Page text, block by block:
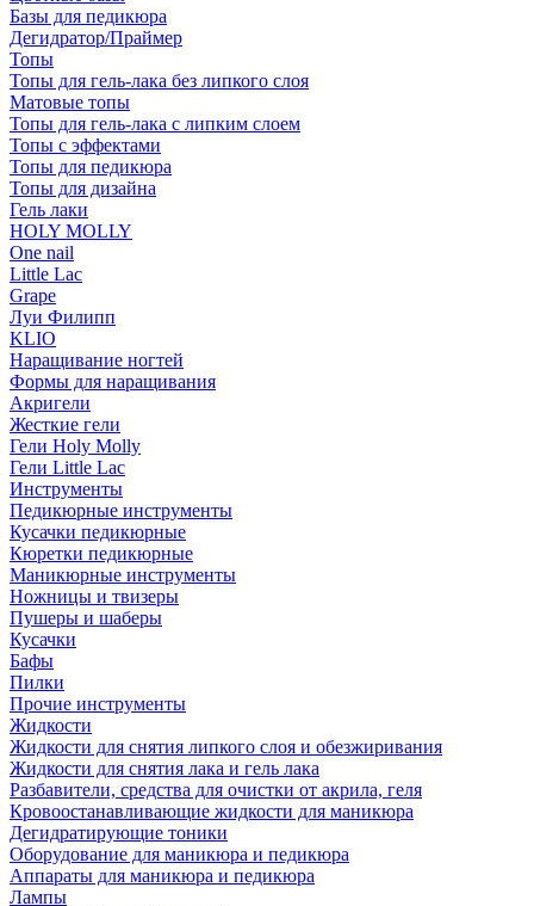
Базы для педикюра
Дегидратор/Праймер
Топы
Топы для гель-лака без липкого слоя
Матовые топы
Топы для гель-лака с липким слоем
Топы с эффектами
Топы для педикюра
Топы для дизайна
Гель лаки
HOLY MOLLY
One nail
Little Lac
Grape
Луи Филипп
KLIO
Наращивание ногтей
Формы для наращивания
Акригели
Жесткие гели
Гели Holy Molly
Гели Little Lac
Инструменты
Педикюрные инструменты
Кусачки педикюрные
Кюретки педикюрные
Маникюрные инструменты
Ножницы и твизеры
Пушеры и шаберы
Кусачки
Бафы
Пилки
Прочие инструменты
Жидкости
Жидкости для снятия липкого слоя и обезжиривания
Жидкости для снятия лака и гель лака
Разбавители, средства для очистки от акрила, геля
Кровоостанавливающие жидкости для маникюра
Дегидратирующие тоники
Оборудование для маникюра и педикюра
Аппараты для маникюра и педикюра
Лампы